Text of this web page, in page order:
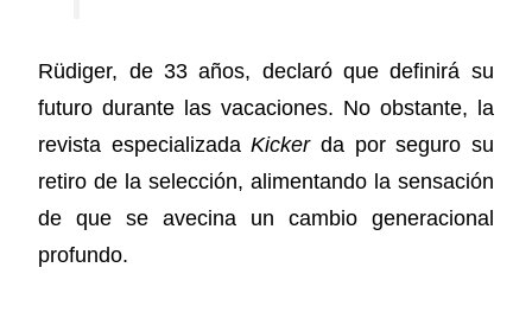
Rüdiger, de 33 años, declaró que definirá su
futuro durante las vacaciones. No obstante, la
revista especializadaKickerda por seguro su
retiro de la selección, alimentando la sensación
de que se avecina un cambio generacional
profundo.